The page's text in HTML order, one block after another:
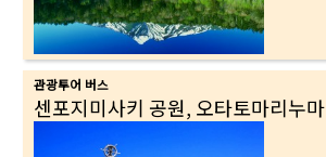
관광투어 버스
센포지미사키 공원, 오타토마리누마